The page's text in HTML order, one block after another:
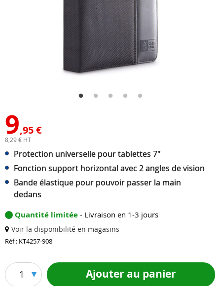
9,95 €
8,29 € HT
Protection universelle pour tablettes 7"
Fonction support horizontal avec 2 angles de vision
Bande élastique pour pouvoir passer la main
dedans
Quantité limitée - Livraison en 1-3 jours
Voir la disponibilité en magasins
Réf : KT4257-908
1 Ajouter au panier